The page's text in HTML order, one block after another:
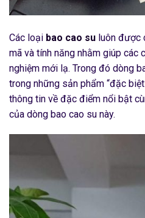
Các loại bao cao su luôn được
mã và tính năng nhằm giúp các
nghiệm mới lạ. Trong đó dòng
trong những sản phẩm “đặc
thông tin về đặc điểm nổi bật
của dòng bao cao su này.